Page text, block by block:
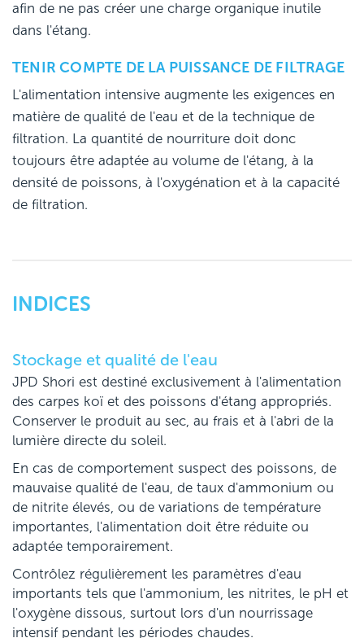
afin de ne pas créer une charge organique inutile
dans l'étang.
TENIR COMPTE DE LA PUISSANCE DE FILTRAGE
L'alimentation intensive augmente les exigences en
matière de qualité de l'eau et de la technique de
filtration. La quantité de nourriture doit donc
toujours être adaptée au volume de l'étang, à la
densité de poissons, à l'oxygénation et à la capacité
de filtration.
INDICES
Stockage et qualité de l'eau
JPD Shori est destiné exclusivement à l'alimentation
des carpes koï et des poissons d'étang appropriés.
Conserver le produit au sec, au frais et à l'abri de la
lumière directe du soleil.
En cas de comportement suspect des poissons, de
mauvaise qualité de l'eau, de taux d'ammonium ou
de nitrite élevés, ou de variations de température
importantes, l'alimentation doit être réduite ou
adaptée temporairement.
Contrôlez régulièrement les paramètres d'eau
importants tels que l'ammonium, les nitrites, le pH et
l'oxygène dissous, surtout lors d'un nourrissage
intensif pendant les périodes chaudes.